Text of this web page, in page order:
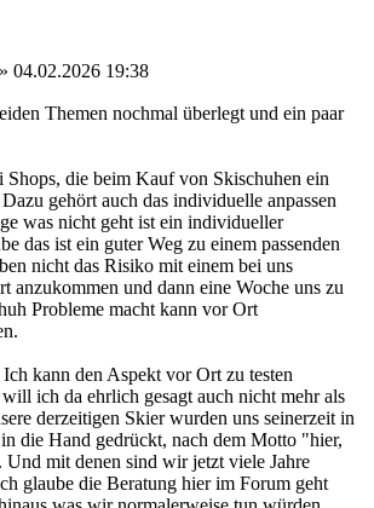
» 04.02.2026 19:38
Themen nochmal überlegt und ein paar
die beim Kauf von Skischuhen ein
gehört auch das individuelle anpassen
was nicht geht ist ein individueller
das ist ein guter Weg zu einem passenden
nicht das Risiko mit einem bei uns
anzukommen und dann eine Woche uns zu
Probleme macht kann vor Ort
kann den Aspekt vor Ort zu testen
ich da ehrlich gesagt auch nicht mehr als
derzeitigen Skier wurden uns seinerzeit in
die Hand gedrückt, nach dem Motto "hier,
mit denen sind wir jetzt viele Jahre
glaube die Beratung hier im Forum geht